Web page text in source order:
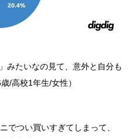
みたいなの見て、意外と自分も
/高校1年生/女性）
でつい買いすぎてしまって、